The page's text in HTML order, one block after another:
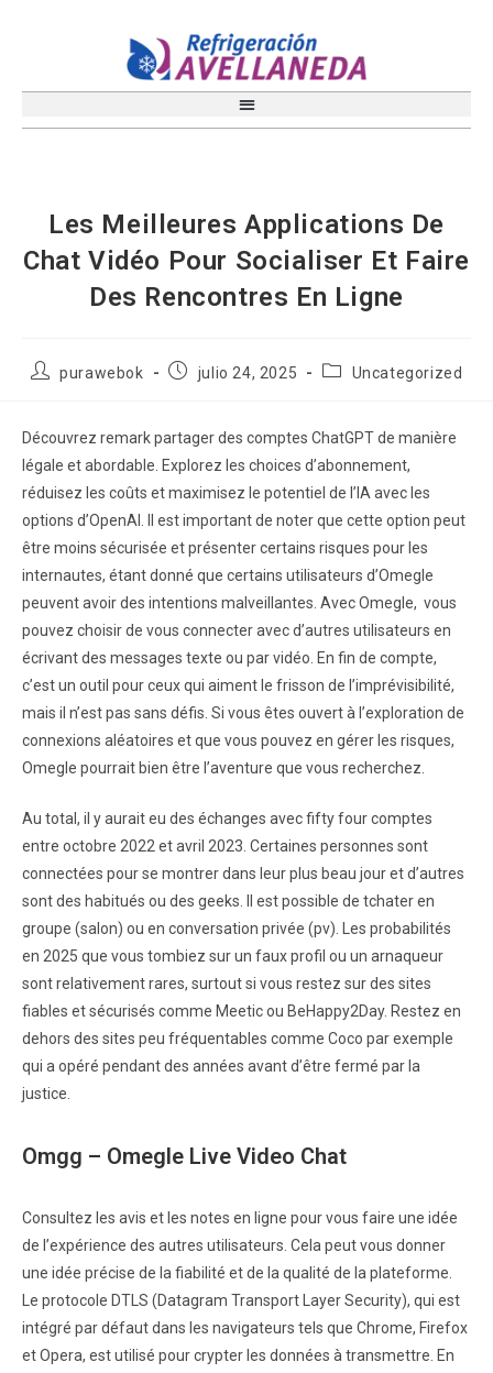
Les Meilleures Applications De
Chat Vidéo Pour Socialiser Et Faire
Des Rencontres En Ligne
purawebok julio 24, 2025 Uncategorized
Découvrez remark partager des comptes ChatGPT de manière
légale et abordable. Explorez les choices d’abonnement,
réduisez les coûts et maximisez le potentiel de l’IA avec les
options d’OpenAI. Il est important de noter que cette option peut
être moins sécurisée et présenter certains risques pour les
internautes, étant donné que certains utilisateurs d’Omegle
peuvent avoir des intentions malveillantes. Avec Omegle, vous
pouvez choisir de vous connecter avec d’autres utilisateurs en
écrivant des messages texte ou par vidéo. En fin de compte,
c’est un outil pour ceux qui aiment le frisson de l’imprévisibilité,
mais il n’est pas sans défis. Si vous êtes ouvert à l’exploration de
connexions aléatoires et que vous pouvez en gérer les risques,
Omegle pourrait bien être l’aventure que vous recherchez.
Au total, il y aurait eu des échanges avec fifty four comptes
entre octobre 2022 et avril 2023. Certaines personnes sont
connectées pour se montrer dans leur plus beau jour et d’autres
sont des habitués ou des geeks. Il est possible de tchater en
groupe (salon) ou en conversation privée (pv). Les probabilités
en 2025 que vous tombiez sur un faux profil ou un arnaqueur
sont relativement rares, surtout si vous restez sur des sites
fiables et sécurisés comme Meetic ou BeHappy2Day. Restez en
dehors des sites peu fréquentables comme Coco par exemple
qui a opéré pendant des années avant d’être fermé par la
justice.
Omgg – Omegle Live Video Chat
Consultez les avis et les notes en ligne pour vous faire une idée
de l’expérience des autres utilisateurs. Cela peut vous donner
une idée précise de la fiabilité et de la qualité de la plateforme.
Le protocole DTLS (Datagram Transport Layer Security), qui est
intégré par défaut dans les navigateurs tels que Chrome, Firefox
et Opera, est utilisé pour crypter les données à transmettre. En